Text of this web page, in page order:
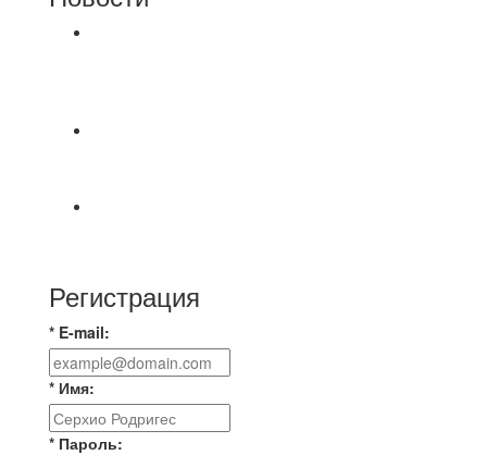
Регистрация
* E-mail:
* Имя:
* Пароль: